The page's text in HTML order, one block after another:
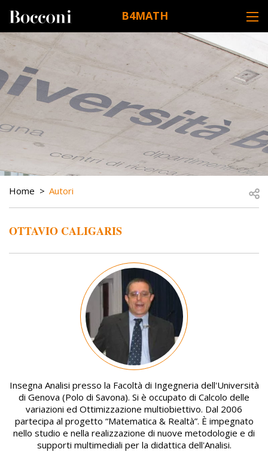
B4MATH
DESK NAVIGATION
BREADCRUMB
Home Autori
OTTAVIO CALIGARIS
Insegna Analisi presso la Facoltà di Ingegneria dell'Università
di Genova (Polo di Savona). Si è occupato di Calcolo delle
variazioni ed Ottimizzazione multiobiettivo. Dal 2006
partecipa al progetto “Matematica & Realtà”. È impegnato
nello studio e nella realizzazione di nuove metodologie e di
supporti multimediali per la didattica dell'Analisi.